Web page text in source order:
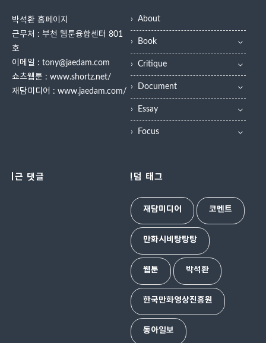
박석환 홈페이지
근무처 : 부천 웹툰융합센터 801
호
이메일 : tony@jaedam.com
쇼츠웹툰 : www.shortz.net/
재담미디어 : www.jaedam.com/
About
Book
Critique
Document
Essay
Focus
최근 댓글 랜덤 태그
재담미디어 코멘트
만화시비탕탕탕
웹툰 박석환
한국만화영상진흥원
동아일보